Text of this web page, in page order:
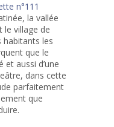
n°111
la vallée
le village de
habitants les
que le
et aussi d’une
dans cette
parfaitement
que